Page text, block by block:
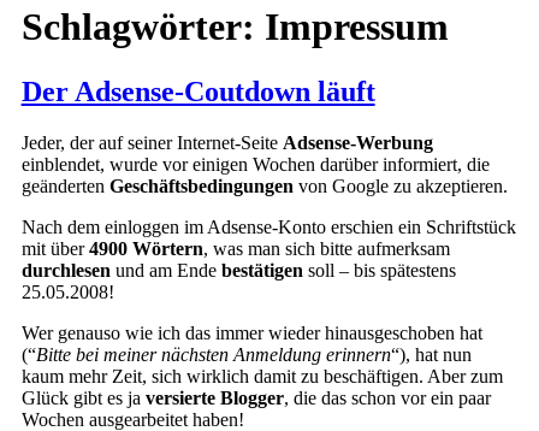
Schlagwörter: Impressum
Der Adsense-Coutdown läuft
Jeder, der auf seiner Internet-Seite Adsense-Werbung
einblendet, wurde vor einigen Wochen darüber informiert, die
geänderten Geschäftsbedingungen von Google zu akzeptieren.
Nach dem einloggen im Adsense-Konto erschien ein Schriftstück
mit über4900 Wörtern, was man sich bitte aufmerksam
durchlesen und am Ende bestätigen soll – bis spätestens
25.05.2008!
Wer genauso wie ich das immer wieder hinausgeschoben hat
(“Bitte bei meiner nächsten Anmeldung erinnern“), hat nun
kaum mehr Zeit, sich wirklich damit zu beschäftigen. Aber zum
Glück gibt es ja versierte Blogger, die das schon vor ein paar
Wochen ausgearbeitet haben!